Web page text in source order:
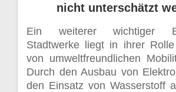
nicht unterschätzt
Ein weiterer wichtiger
Stadtwerke liegt in ihrer
von umweltfreundlichen
Durch den Ausbau von
den Einsatz von Wasserstoff